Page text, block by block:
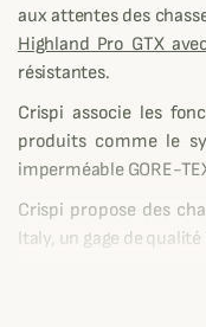
aux attentes des
Highland Pro GTX
résistantes.
Crispi associe les
produits comme le
imperméable GORE-
Crispi propose des
Italy, un gage de